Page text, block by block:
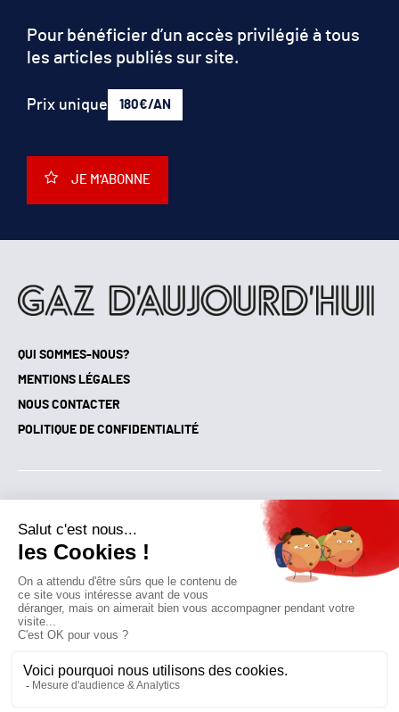
QUI SOMMES-NOUS?
MENTIONS LÉGALES
NOUS CONTACTER
POLITIQUE DE CONFIDENTIALITÉ
NEWSLETTER
Mes favoris
Pour bénéficier d’un accès privilégié à tous
les articles publiés sur site.
Prix unique 180€/AN
JE M'ABONNE